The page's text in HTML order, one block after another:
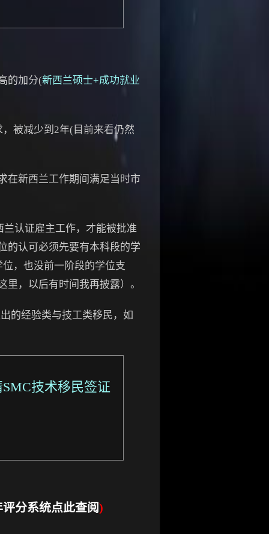
的加分(新西兰硕士+成功就业
被减少到2年(目前来看仍然
在新西兰工作期间满足当时市
认证雇主工作，才能被批准
的认可必须先要有本科段的学
，也没前一阶段的学位支
，以后有时间我再披露）。
的经验类与技工类移民，如
技术移民签证
评分系统点此查阅)